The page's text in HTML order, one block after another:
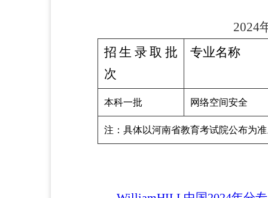
2024
招生录取批
次
专业名称
本科一批 网络空间安全
注：具体以河南省教育考试院公布为